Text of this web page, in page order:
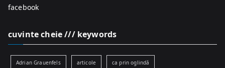
facebook
cuvinte cheie /// keywords
Adrian Grauenfels articole ca prin oglindă